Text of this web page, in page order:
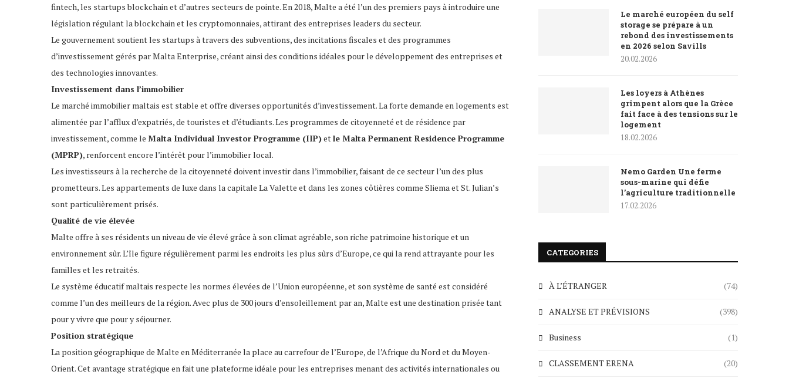
fintech, les startups blockchain et d’autres secteurs de pointe. En 2018, Malte a été l’un des premiers pays à introduire une
législation régulant la blockchain et les cryptomonnaies, attirant des entreprises leaders du secteur.
Le gouvernement soutient les startups à travers des subventions, des incitations fiscales et des programmes
d’investissement gérés par Malta Enterprise, créant ainsi des conditions idéales pour le développement des entreprises et
des technologies innovantes.
Investissement dans l’immobilier
Le marché immobilier maltais est stable et offre diverses opportunités d’investissement. La forte demande en logements est
alimentée par l’afflux d’expatriés, de touristes et d’étudiants. Les programmes de citoyenneté et de résidence par
investissement, comme le Malta Individual Investor Programme (IIP)etle Malta Permanent Residence Programme
(MPRP), renforcent encore l’intérêt pour l’immobilier local.
Les investisseurs à la recherche de la citoyenneté doivent investir dans l’immobilier, faisant de ce secteur l’un des plus
prometteurs. Les appartements de luxe dans la capitale La Valette et dans les zones côtières comme Sliema et St. Julian’s
sont particulièrement prisés.
Qualité de vie élevée
Malte offre à ses résidents un niveau de vie élevé grâce à son climat agréable, son riche patrimoine historique et un
environnement sûr. L’île figure régulièrement parmi les endroits les plus sûrs d’Europe, ce qui la rend attrayante pour les
familles et les retraités.
Le système éducatif maltais respecte les normes élevées de l’Union européenne, et son système de santé est considéré
comme l’un des meilleurs de la région. Avec plus de 300 jours d’ensoleillement par an, Malte est une destination prisée tant
pour y vivre que pour y séjourner.
Position stratégique
La position géographique de Malte en Méditerranée la place au carrefour de l’Europe, de l’Afrique du Nord et du Moyen-
Orient. Cet avantage stratégique en fait une plateforme idéale pour les entreprises menant des activités internationales ou
Le marché européen du self
storage se prépare à un
rebond des investissements
en 2026 selon Savills
20.02.2026
Les loyers à Athènes
grimpent alors que la Grèce
fait face à des tensions sur le
logement
18.02.2026
Nemo Garden Une ferme
sous-marine qui défie
l’agriculture traditionnelle
17.02.2026
CATEGORIES
À L’ÉTRANGER (74)
ANALYSE ET PRÉVISIONS (398)
Business (1)
CLASSEMENT ERENA (20)